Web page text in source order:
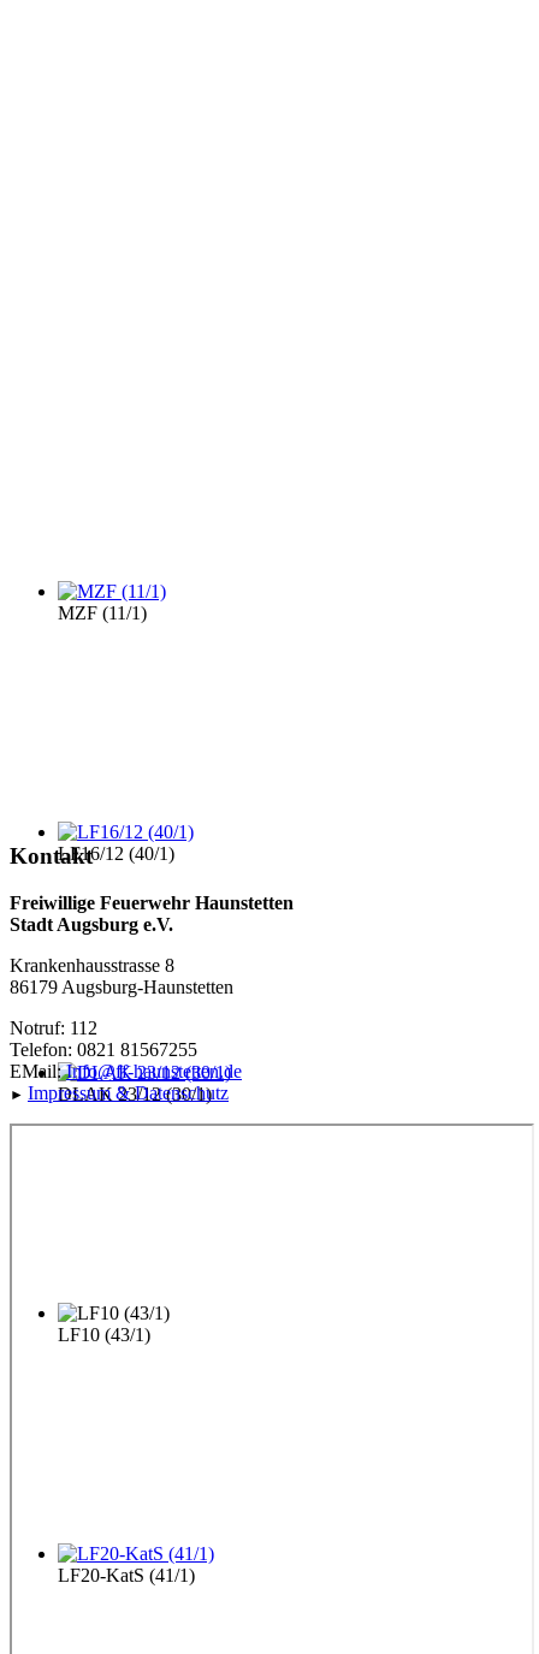
MZF (11/1)
LF16/12 (40/1)
DLAK 23/12 (30/1)
LF10 (43/1)
LF20-KatS (41/1)
Kontakt
Freiwillige Feuerwehr Haunstetten
Stadt Augsburg e.V.
Krankenhausstrasse 8
86179 Augsburg-Haunstetten
Notruf: 112
Telefon: 0821 81567255
EMail:Info@ff-haunstetten.de
► Impressum & Datenschutz